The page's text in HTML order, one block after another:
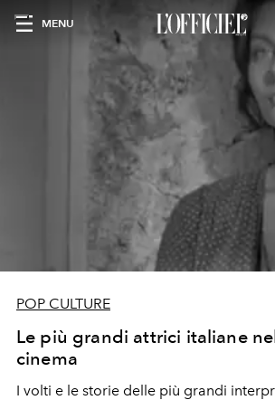
MENU
POP CULTURE
Le più grandi attrici italiane
cinema
I volti e le storie delle più grandi